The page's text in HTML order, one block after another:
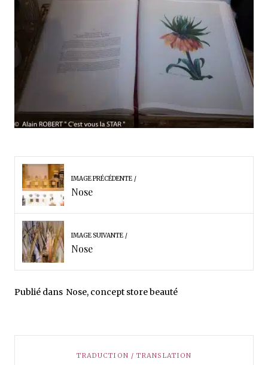
IMAGE PRÉCÉDENTE
Nose
IMAGE SUIVANTE
Nose
Publié dans Nose, concept store beauté
TRADUCTION / TRANSLATION